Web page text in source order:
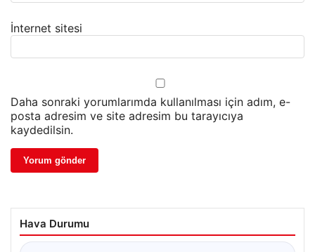
İnternet sitesi
Daha sonraki yorumlarımda kullanılması için adım, e-
posta adresim ve site adresim bu tarayıcıya
kaydedilsin.
Hava Durumu